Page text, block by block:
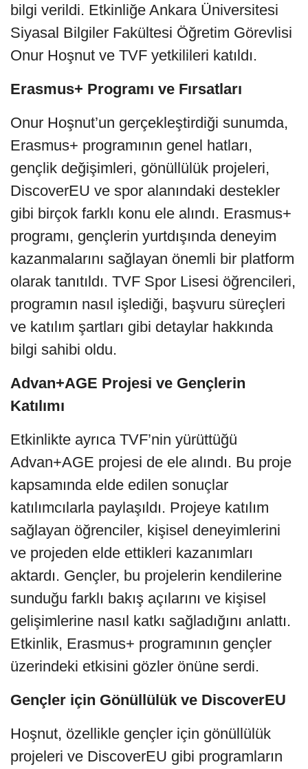
bilgi verildi. Etkinliğe Ankara Üniversitesi
Siyasal Bilgiler Fakültesi Öğretim Görevlisi
Onur Hoşnut ve TVF yetkilileri katıldı.
Erasmus+ Programı ve Fırsatları
Onur Hoşnut’un gerçekleştirdiği sunumda,
Erasmus+ programının genel hatları,
gençlik değişimleri, gönüllülük projeleri,
DiscoverEU ve spor alanındaki destekler
gibi birçok farklı konu ele alındı. Erasmus+
programı, gençlerin yurtdışında deneyim
kazanmalarını sağlayan önemli bir platform
olarak tanıtıldı. TVF Spor Lisesi öğrencileri,
programın nasıl işlediği, başvuru süreçleri
ve katılım şartları gibi detaylar hakkında
bilgi sahibi oldu.
Advan+AGE Projesi ve Gençlerin
Katılımı
Etkinlikte ayrıca TVF’nin yürüttüğü
Advan+AGE projesi de ele alındı. Bu proje
kapsamında elde edilen sonuçlar
katılımcılarla paylaşıldı. Projeye katılım
sağlayan öğrenciler, kişisel deneyimlerini
ve projeden elde ettikleri kazanımları
aktardı. Gençler, bu projelerin kendilerine
sunduğu farklı bakış açılarını ve kişisel
gelişimlerine nasıl katkı sağladığını anlattı.
Etkinlik, Erasmus+ programının gençler
üzerindeki etkisini gözler önüne serdi.
Gençler için Gönüllülük ve DiscoverEU
Hoşnut, özellikle gençler için gönüllülük
projeleri ve DiscoverEU gibi programların